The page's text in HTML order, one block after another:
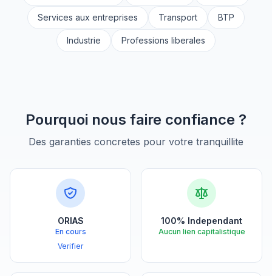
Services aux entreprises Transport BTP
Industrie Professions liberales
Pourquoi nous faire confiance ?
Des garanties concretes pour votre tranquillite
ORIAS
En cours
Verifier
100% Independant
Aucun lien capitalistique